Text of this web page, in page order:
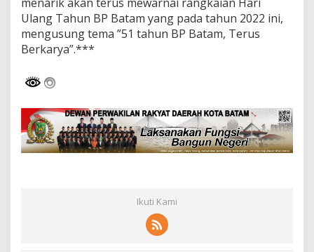
Ulang Tahun BP Batam yang pada tahun 2022 ini,
mengusung tema ”51 tahun BP Batam, Terus
Berkarya”.***
Ikuti Kami